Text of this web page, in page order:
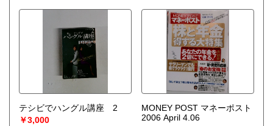
テシビでハングル講座 2
￥3,000
MONEY POST マネーポスト
2006 April 4.06